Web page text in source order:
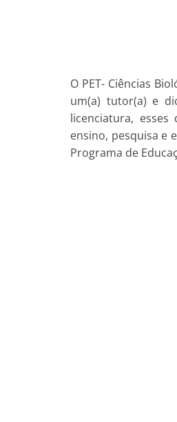
O PET- Ciências
um(a) tutor(a) e
licenciatura,
ensino, pesquisa e
Programa de